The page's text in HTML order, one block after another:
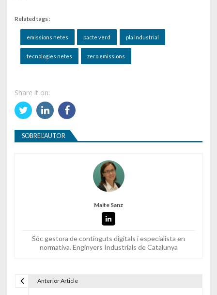
Related tags :
emissions netes pacte verd pla industrial
tecnologies netes zero emissions
Share it on:
SOBRE L'AUTOR
Maite Sanz
Sóc gestora de continguts digitals i especialista en
normativa. Enginyers Industrials de Catalunya
Navegació d'entrades
Anterior Article